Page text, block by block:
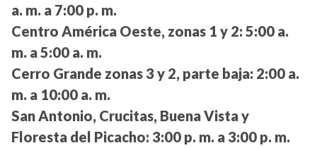
a. m. a 7:00 p. m.
Centro América Oeste, zonas 1 y 2: 5:00 a.
m. a 5:00 a. m.
Cerro Grande zonas 3 y 2, parte baja: 2:00 a.
m. a 10:00 a. m.
San Antonio, Crucitas, Buena Vista y
Floresta del Picacho: 3:00 p. m. a 3:00 p. m.